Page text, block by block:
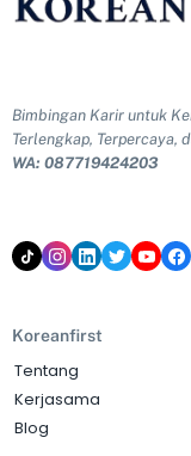
Bimbingan Karir untuk
Terlengkap, Terpercaya,
WA: 087719424203
Koreanfirst
Tentang
Kerjasama
Blog